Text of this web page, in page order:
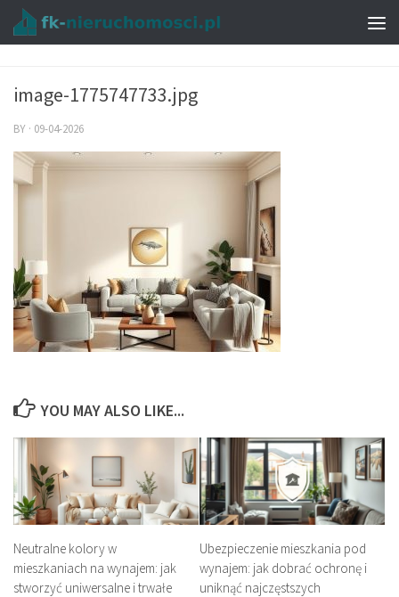
image-1775747733.jpg
BY · 09-04-2026
YOU MAY ALSO LIKE...
Neutralne kolory w
mieszkaniach na wynajem: jak
stworzyć uniwersalne i trwałe
Ubezpieczenie mieszkania pod
wynajem: jak dobrać ochronę i
uniknąć najczęstszych